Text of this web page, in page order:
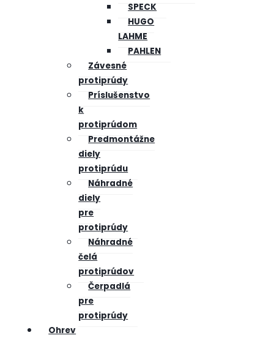
SPECK
HUGO
LAHME
PAHLEN
Závesné
protiprúdy
Príslušenstvo
k
protiprúdom
Predmontážne
diely
protiprúdu
Náhradné
diely
pre
protiprúdy
Náhradné
čelá
protiprúdov
Čerpadlá
pre
protiprúdy
Ohrev